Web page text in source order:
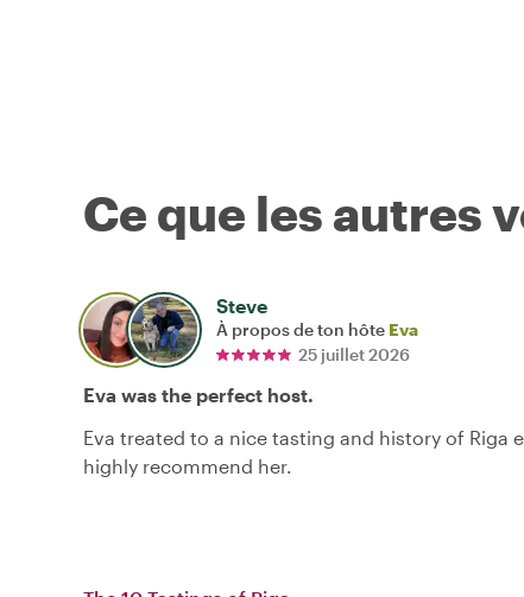
Ce que les autres
Steve
À propos de ton hôte Eva
25 juillet 2026
Eva was the perfect host.
Eva treated to a nice tasting and history of Riga
highly recommend her.